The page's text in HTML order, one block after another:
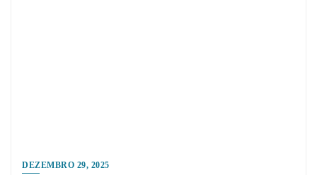
DEZEMBRO 29, 2025